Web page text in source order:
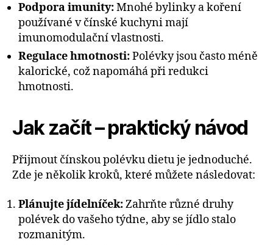
Podpora imunity:Mnohé bylinky a koření
používané v čínské kuchyni mají
imunomodulační vlastnosti.
Regulace hmotnosti:Polévky jsou často méně
kalorické, což napomáhá při redukci
hmotnosti.
Jak začít – praktický návod
Přijmout čínskou polévku dietu je jednoduché.
Zde je několik kroků, které můžete následovat:
Plánujte jídelníček:Zahrňte různé druhy
polévek do vašeho týdne, aby se jídlo stalo
rozmanitým.